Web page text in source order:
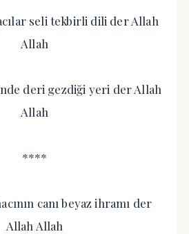
seli tekbirli dili der Allah
Allah
deri gezdiği yeri der Allah
Allah
****
canı beyaz ihramı der
Allah Allah